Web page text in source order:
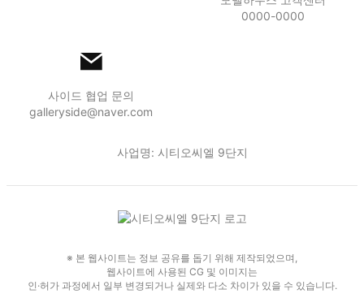
0000-0000
사이드 협업 문의
galleryside@naver.com
사업명: 시티오씨엘 9단지
※ 본 웹사이트는 정보 공유를 돕기 위해 제작되었으며,
웹사이트에 사용된 CG 및 이미지는
인·허가 과정에서 일부 변경되거나 실제와 다소 차이가 있을 수 있습니다.